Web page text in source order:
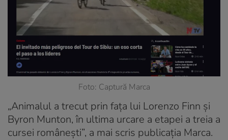
Foto: Captură Marca
„Animalul a trecut prin fața lui Lorenzo Finn și
Byron Munton, în ultima urcare a etapei a treia a
cursei românești”, a mai scris publicația Marca.